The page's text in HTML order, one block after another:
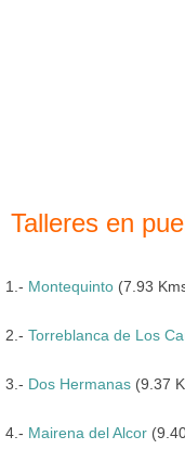
Talleres en
1.- Montequinto (7.93
2.- Torreblanca de Los
3.- Dos Hermanas (9.37
4.- Mairena del Alcor